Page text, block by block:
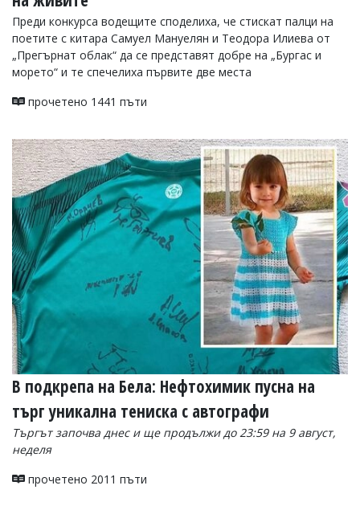
Преди конкурса водещите споделиха, че стискат палци на
поетите с китара Самуел Мануелян и Теодора Илиева от
„Прегърнат облак“ да се представят добре на „Бургас и
морето“ и те спечелиха първите две места
прочетено 1441 пъти
В подкрепа на Бела: Нефтохимик пусна на
търг уникална тениска с автографи
Търгът започва днес и ще продължи до 23:59 на 9 август,
неделя
прочетено 2011 пъти